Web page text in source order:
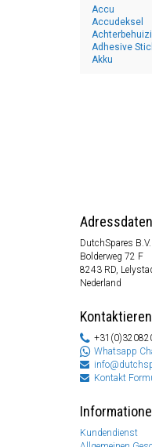
Accu
Accudeksel
Adhesive
Akku
Adressdaten
DutchSpares B.V.
Bolderweg 72 F
8243 RD,
Nederland
Whatsapp
Kontakt
Kundendienst